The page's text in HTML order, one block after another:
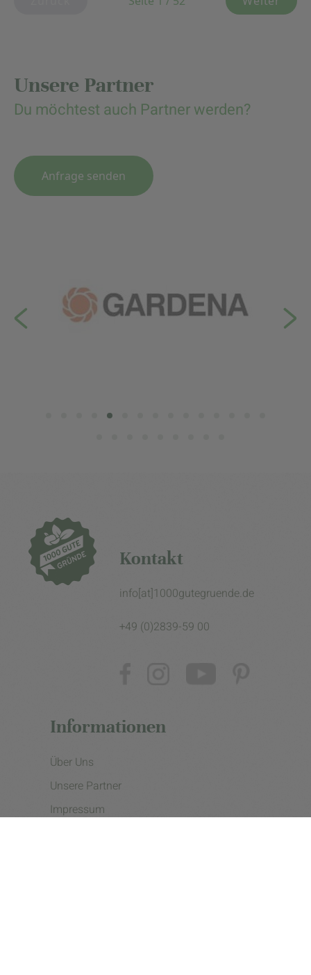
Unsere Partner
Du möchtest auch Partner werden?
Anfrage senden
Kontakt
info[at]1000gutegruende.de
+49 (0)2839-59 00
Informationen
Über Uns
Unsere Partner
Impressum